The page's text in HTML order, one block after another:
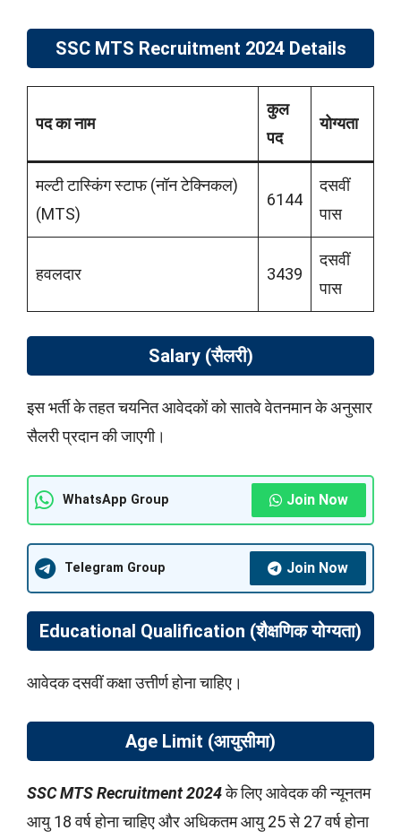
SSC MTS Recruitment 2024 Details
पद का नाम
कुल
पद
योग्यता
मल्टी टास्किंग स्टाफ (नॉन टेक्निकल)
(MTS)
6144
दसवीं
पास
हवलदार 3439
दसवीं
पास
Salary (सैलरी)
इस भर्ती के तहत चयनित आवेदकों को सातवे वेतनमान के अनुसार
सैलरी प्रदान की जाएगी।
WhatsApp Group Join Now
Telegram Group Join Now
Educational Qualification (शैक्षणिक योग्यता)
आवेदक दसवीं कक्षा उत्तीर्ण होना चाहिए।
Age Limit (आयुसीमा)
SSC MTS Recruitment 2024के लिए आवेदक की न्यूनतम
आयु 18 वर्ष होना चाहिए और अधिकतम आयु 25 से 27 वर्ष होना